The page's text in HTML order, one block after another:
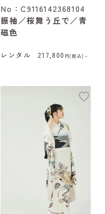
No：C9116142368104
振袖／桜舞う丘で／青
磁色
レンタル 217,800 円(税込)～